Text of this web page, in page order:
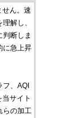
せん。速
解し、
断しま
に急上昇
フ、AQI
サイト
らの加工